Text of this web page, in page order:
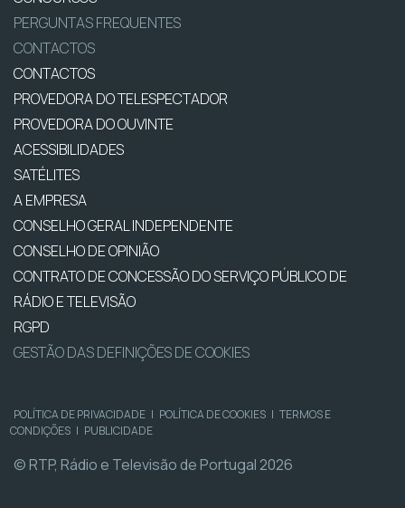
PERGUNTAS FREQUENTES
CONTACTOS
CONTACTOS
PROVEDORA DO TELESPECTADOR
PROVEDORA DO OUVINTE
ACESSIBILIDADES
SATÉLITES
A EMPRESA
CONSELHO GERAL INDEPENDENTE
CONSELHO DE OPINIÃO
CONTRATO DE CONCESSÃO DO SERVIÇO PÚBLICO DE
RÁDIO E TELEVISÃO
RGPD
GESTÃO DAS DEFINIÇÕES DE COOKIES
POLÍTICA DE PRIVACIDADE | POLÍTICA DE COOKIES | TERMOS E
CONDIÇÕES | PUBLICIDADE
© RTP, Rádio e Televisão de Portugal 2026